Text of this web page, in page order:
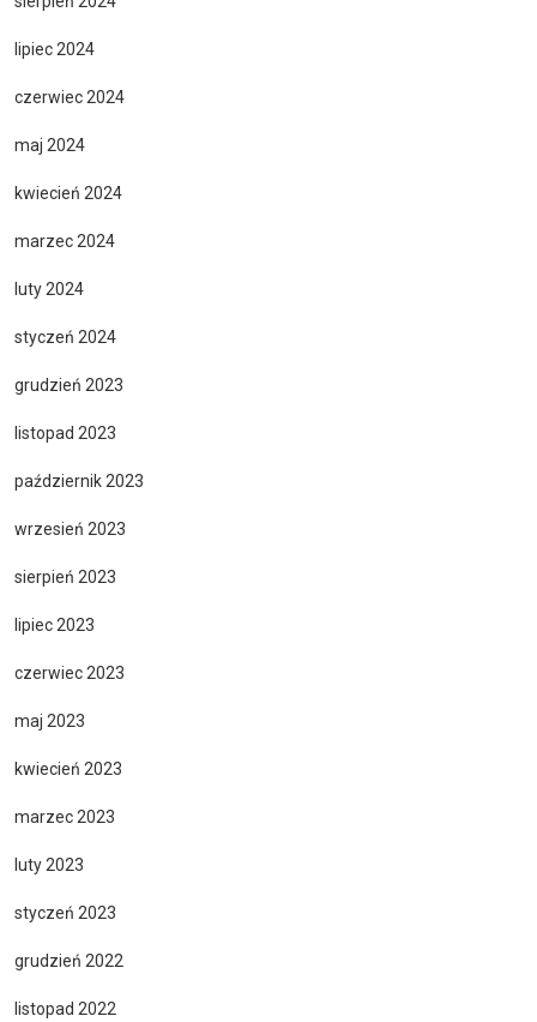
lipiec 2024
czerwiec 2024
maj 2024
kwiecień 2024
marzec 2024
luty 2024
styczeń 2024
grudzień 2023
listopad 2023
październik 2023
wrzesień 2023
sierpień 2023
lipiec 2023
czerwiec 2023
maj 2023
kwiecień 2023
marzec 2023
luty 2023
styczeń 2023
grudzień 2022
listopad 2022